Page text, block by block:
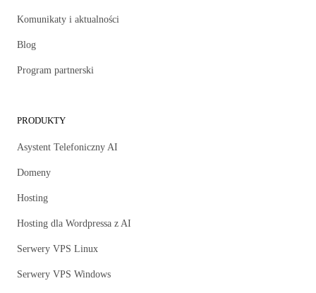
Komunikaty i aktualności
Blog
Program partnerski
PRODUKTY
Asystent Telefoniczny AI
Domeny
Hosting
Hosting dla Wordpressa z AI
Serwery VPS Linux
Serwery VPS Windows